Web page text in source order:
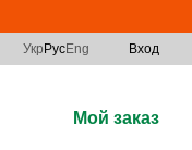
Укр РусEng Вход
Мой заказ